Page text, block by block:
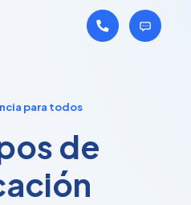
para todos
de